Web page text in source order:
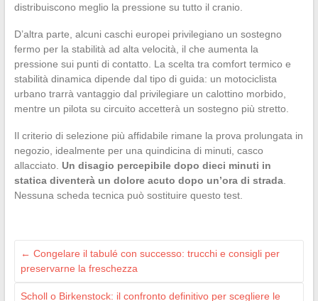
distribuiscono meglio la pressione su tutto il cranio.
D’altra parte, alcuni caschi europei privilegiano un sostegno
fermo per la stabilità ad alta velocità, il che aumenta la
pressione sui punti di contatto. La scelta tra comfort termico e
stabilità dinamica dipende dal tipo di guida: un motociclista
urbano trarrà vantaggio dal privilegiare un calottino morbido,
mentre un pilota su circuito accetterà un sostegno più stretto.
Il criterio di selezione più affidabile rimane la prova prolungata in
negozio, idealmente per una quindicina di minuti, casco
allacciato. Un disagio percepibile dopo dieci minuti in
statica diventerà un dolore acuto dopo un’ora di strada.
Nessuna scheda tecnica può sostituire questo test.
← Congelare il tabulé con successo: trucchi e consigli per
preservarne la freschezza
Scholl o Birkenstock: il confronto definitivo per scegliere le